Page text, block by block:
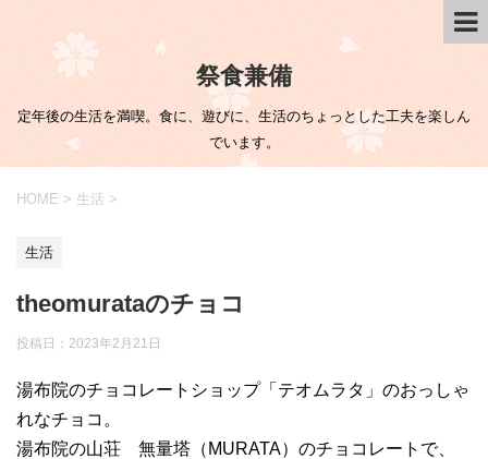
祭食兼備
定年後の生活を満喫。食に、遊びに、生活のちょっとした工夫を楽しん
でいます。
HOME > 生活 >
生活
theomurataのチョコ
投稿日： 2023年2月21日
湯布院のチョコレートショップ「テオムラタ」のおっしゃ
れなチョコ。
湯布院の山荘 無量塔（MURATA）のチョコレートで、